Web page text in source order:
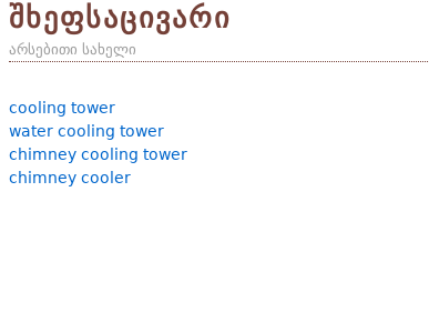
შხეფსაცივარი
არსებითი სახელი
cooling tower
water cooling tower
chimney cooling tower
chimney cooler